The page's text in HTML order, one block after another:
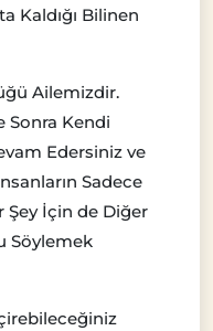
Kaldığı Bilinen
Ailemizdir.
Sonra Kendi
Edersiniz ve
Sadece
Şey İçin de Diğer
Söylemek